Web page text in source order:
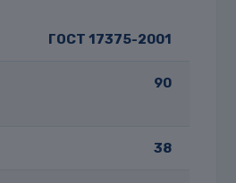
ГОСТ 17375-2001
90
38